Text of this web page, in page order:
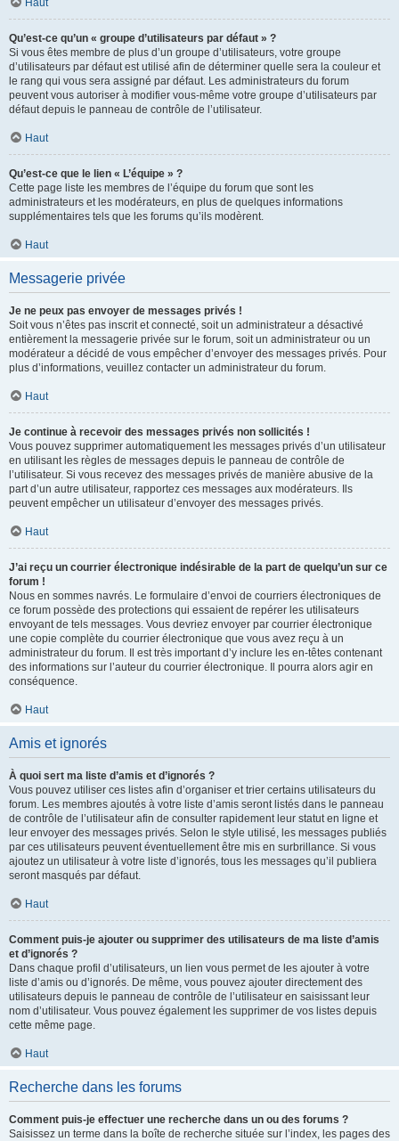
Haut
Qu’est-ce qu’un « groupe d’utilisateurs par défaut » ?
Si vous êtes membre de plus d’un groupe d’utilisateurs, votre groupe
d’utilisateurs par défaut est utilisé afin de déterminer quelle sera la couleur et
le rang qui vous sera assigné par défaut. Les administrateurs du forum
peuvent vous autoriser à modifier vous-même votre groupe d’utilisateurs par
défaut depuis le panneau de contrôle de l’utilisateur.
Haut
Qu’est-ce que le lien « L’équipe » ?
Cette page liste les membres de l’équipe du forum que sont les
administrateurs et les modérateurs, en plus de quelques informations
supplémentaires tels que les forums qu’ils modèrent.
Haut
Messagerie privée
Je ne peux pas envoyer de messages privés !
Soit vous n’êtes pas inscrit et connecté, soit un administrateur a désactivé
entièrement la messagerie privée sur le forum, soit un administrateur ou un
modérateur a décidé de vous empêcher d’envoyer des messages privés. Pour
plus d’informations, veuillez contacter un administrateur du forum.
Haut
Je continue à recevoir des messages privés non sollicités !
Vous pouvez supprimer automatiquement les messages privés d’un utilisateur
en utilisant les règles de messages depuis le panneau de contrôle de
l’utilisateur. Si vous recevez des messages privés de manière abusive de la
part d’un autre utilisateur, rapportez ces messages aux modérateurs. Ils
peuvent empêcher un utilisateur d’envoyer des messages privés.
Haut
J’ai reçu un courrier électronique indésirable de la part de quelqu’un sur ce
forum !
Nous en sommes navrés. Le formulaire d’envoi de courriers électroniques de
ce forum possède des protections qui essaient de repérer les utilisateurs
envoyant de tels messages. Vous devriez envoyer par courrier électronique
une copie complète du courrier électronique que vous avez reçu à un
administrateur du forum. Il est très important d’y inclure les en-têtes contenant
des informations sur l’auteur du courrier électronique. Il pourra alors agir en
conséquence.
Haut
Amis et ignorés
À quoi sert ma liste d’amis et d’ignorés ?
Vous pouvez utiliser ces listes afin d’organiser et trier certains utilisateurs du
forum. Les membres ajoutés à votre liste d’amis seront listés dans le panneau
de contrôle de l’utilisateur afin de consulter rapidement leur statut en ligne et
leur envoyer des messages privés. Selon le style utilisé, les messages publiés
par ces utilisateurs peuvent éventuellement être mis en surbrillance. Si vous
ajoutez un utilisateur à votre liste d’ignorés, tous les messages qu’il publiera
seront masqués par défaut.
Haut
Comment puis-je ajouter ou supprimer des utilisateurs de ma liste d’amis
et d’ignorés ?
Dans chaque profil d’utilisateurs, un lien vous permet de les ajouter à votre
liste d’amis ou d’ignorés. De même, vous pouvez ajouter directement des
utilisateurs depuis le panneau de contrôle de l’utilisateur en saisissant leur
nom d’utilisateur. Vous pouvez également les supprimer de vos listes depuis
cette même page.
Haut
Recherche dans les forums
Comment puis-je effectuer une recherche dans un ou des forums ?
Saisissez un terme dans la boîte de recherche située sur l’index, les pages des